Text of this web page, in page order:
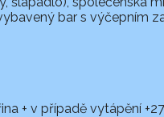
bar s výčepním
+ v případě vytápění